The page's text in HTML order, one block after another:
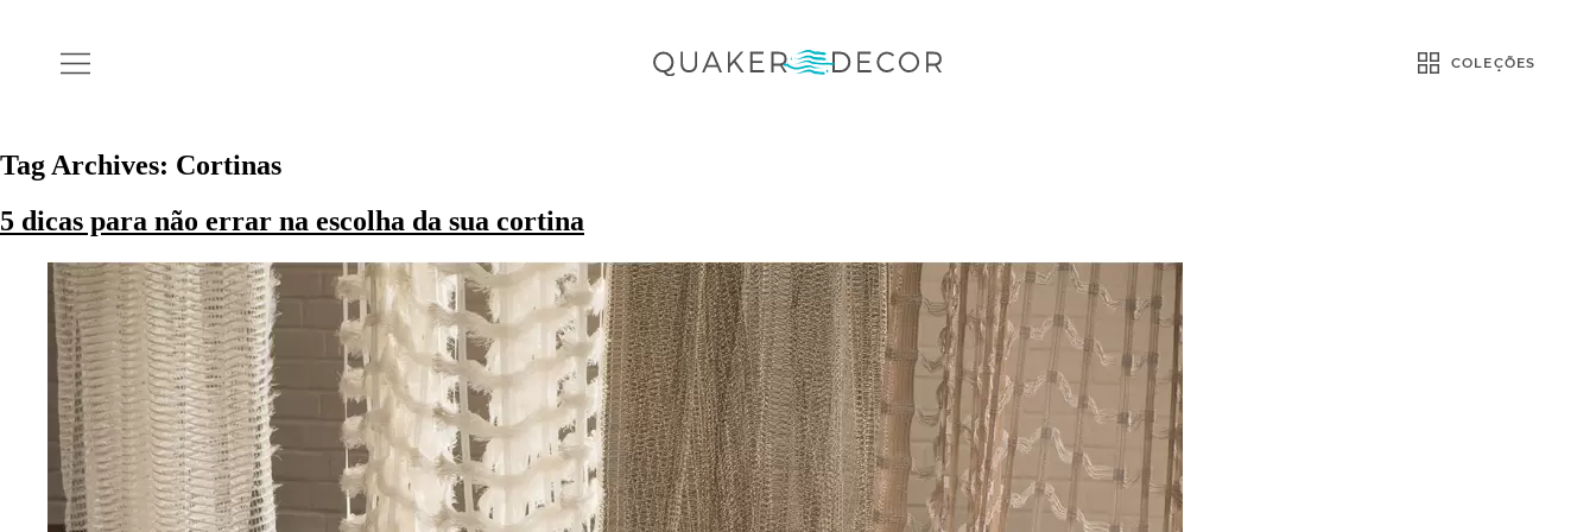
COLEÇÕES
Tag Archives: Cortinas
5 dicas para não errar na escolha da sua cortina